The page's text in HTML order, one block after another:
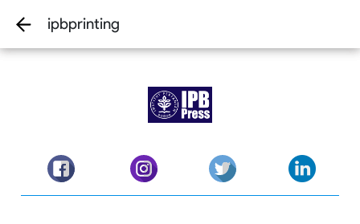
Kembali
ipbprinting